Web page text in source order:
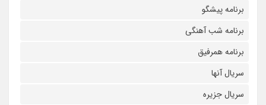
برنامه پیشگو
برنامه شب آهنگی
برنامه همرفیق
سریال آنها
سریال جزیره